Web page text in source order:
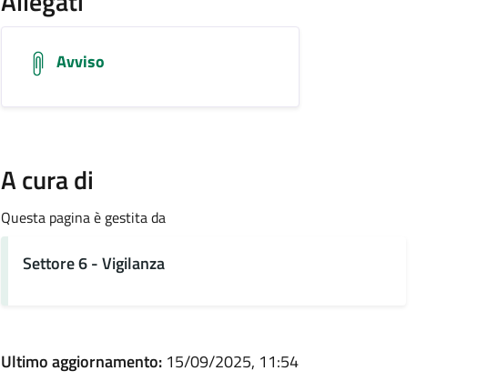
Avviso
A cura di
Questa pagina è gestita da
Settore 6 - Vigilanza
Ultimo aggiornamento: 15/09/2025, 11:54